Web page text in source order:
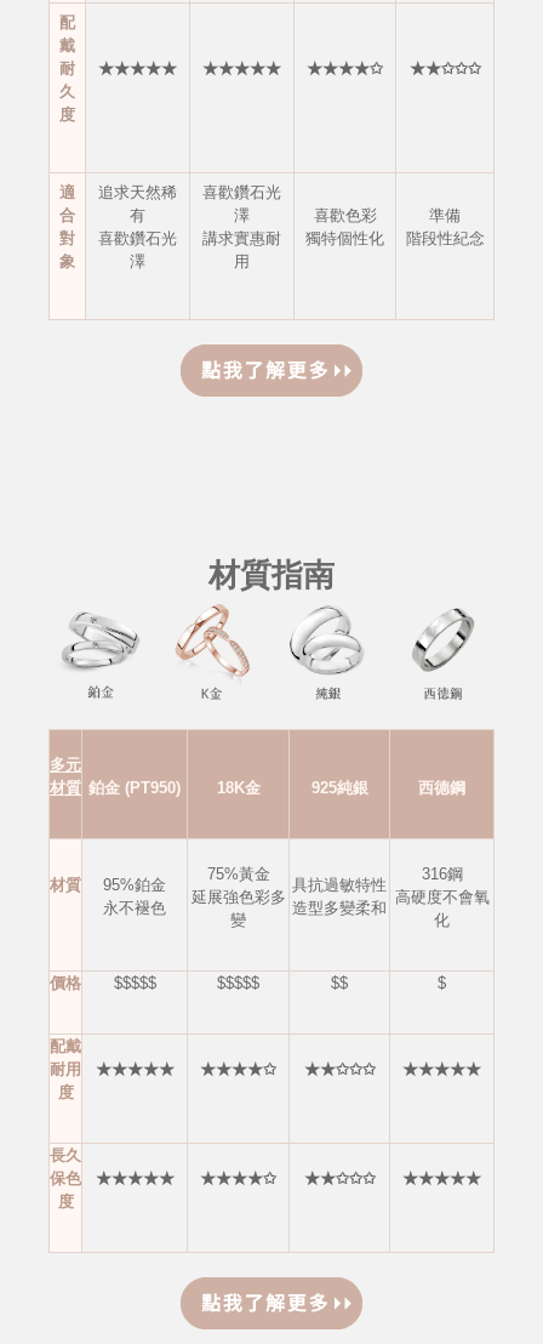
配
戴
耐
久
度
★★★★★ ★★★★★ ★★★★✩ ★★✩✩✩
適
合
對
象
追求天然稀
有
喜歡鑽石光
澤
喜歡鑽石光
澤
講求實惠耐
用
喜歡色彩
獨特個性化
準備
階段性紀念
材質指南
多元
材質 鉑金 (PT950) 18K金 925純銀 西德鋼
材質
95%鉑金
永不褪色
75%黃金
延展強色彩多
變
具抗過敏特性
造型多變柔和
316鋼
高硬度不會氧
化
價格 $$$$$ $$$$$ $$ $
配戴
耐用
度
★★★★★ ★★★★✩ ★★✩✩✩ ★★★★★
長久
保色
度
★★★★★ ★★★★✩ ★★✩✩✩ ★★★★★